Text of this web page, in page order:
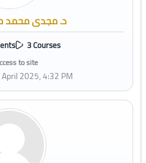
د. مجدى محمد
3 Courses
to site
2025, 4:32 PM